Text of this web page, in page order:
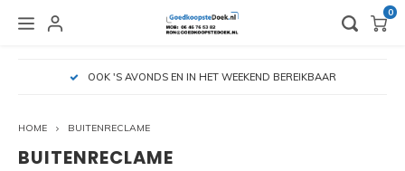
HOOFDMENU / BEURSMATERIALEN
BEURSVERLICHTING
HOOFDMENU / BINNENRECLAME
BANNERS
HOOFDMENU / BUITENRECLAME
BUISKOPPELINGEN
HOOFDMENU / HUREN
BEURSWAND HUREN
HOOFDMENU / OUTLET EN GEBRUIKT
ALUMINIUM FRAMES - GEBRUIKT
HOOFDMENU / VLAGGEN EN BEACHVLAGGEN
ACCESSOIRES VLAGGEN
0
OOK 'S AVONDS EN IN HET WEEKEND BEREIKBAAR
HOME BUITENRECLAME
BUITENRECLAME